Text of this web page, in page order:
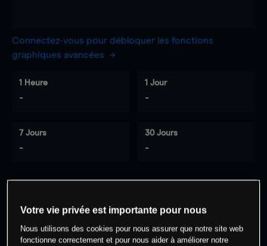
Connectez-vous pour débloquer les fonctions
graphiques avancées
1 Heure
-
1 Jour
-
7 Jours
-
30 Jours
-
cet actif
Votre vie privée est importante pour nous
Nous utilisons des cookies pour nous assurer que notre site web
fonctionne correctement et pour nous aider à améliorer notre